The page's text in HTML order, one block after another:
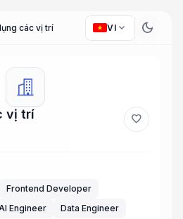
các vị trí VI expand_more dark_mode
vị trí favorite
Frontend Developer
Engineer Data Engineer